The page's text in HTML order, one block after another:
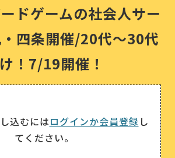
ドゲームの社会人サー
四条開催/20代〜30代
！7/19開催！
込むにはログインか会員登録 し
てください。